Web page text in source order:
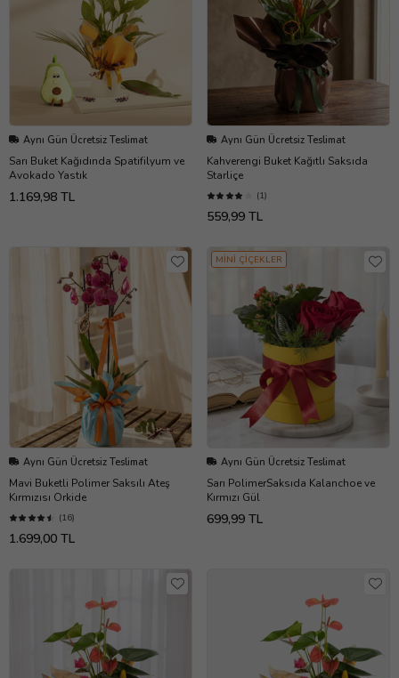
Aynı Gün Ücretsiz Teslimat
Sarı Buket Kağıdında Spatifilyum ve
Avokado Yastık
1.169,98 TL
Aynı Gün Ücretsiz Teslimat
Kahverengi Buket Kağıtlı Saksıda
Starliçe
(1)
559,99 TL
Aynı Gün Ücretsiz Teslimat
Mavi Buketli Polimer Saksılı Ateş
Kırmızısı Orkide
(16)
1.699,00 TL
MİNİ ÇİÇEKLER
Aynı Gün Ücretsiz Teslimat
Sarı PolimerSaksıda Kalanchoe ve
Kırmızı Gül
699,99 TL